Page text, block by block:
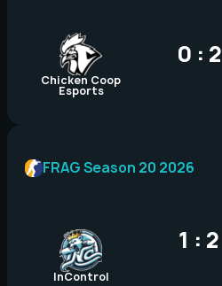
Chicken Coop
Esports
0 : 2
InControl
1 : 2
FRAG Season 20 2026